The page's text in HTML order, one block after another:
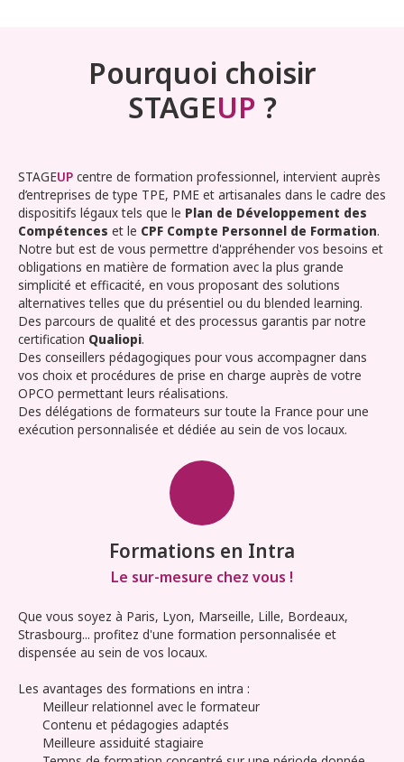
Pourquoi choisir
STAGEUP ?
STAGEUP centre de formation professionnel, intervient auprès
d’entreprises de type TPE, PME et artisanales dans le cadre des
dispositifs légaux tels que le Plan de Développement des
Compétences et le CPF Compte Personnel de Formation.
Notre but est de vous permettre d'appréhender vos besoins et
obligations en matière de formation avec la plus grande
simplicité et efficacité, en vous proposant des solutions
alternatives telles que du présentiel ou du blended learning.
Des parcours de qualité et des processus garantis par notre
certification Qualiopi.
Des conseillers pédagogiques pour vous accompagner dans
vos choix et procédures de prise en charge auprès de votre
OPCO permettant leurs réalisations.
Des délégations de formateurs sur toute la France pour une
exécution personnalisée et dédiée au sein de vos locaux.
Formations en Intra
Le sur-mesure chez vous !
Que vous soyez à Paris, Lyon, Marseille, Lille, Bordeaux,
Strasbourg... profitez d'une formation personnalisée et
dispensée au sein de vos locaux.
Les avantages des formations en intra :
Meilleur relationnel avec le formateur
Contenu et pédagogies adaptés
Meilleure assiduité stagiaire